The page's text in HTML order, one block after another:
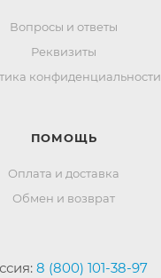
Вопросы и ответы
Реквизиты
конфиденциальности
ПОМОЩЬ
Оплата и доставка
Обмен и возврат
8 (800) 101-38-97